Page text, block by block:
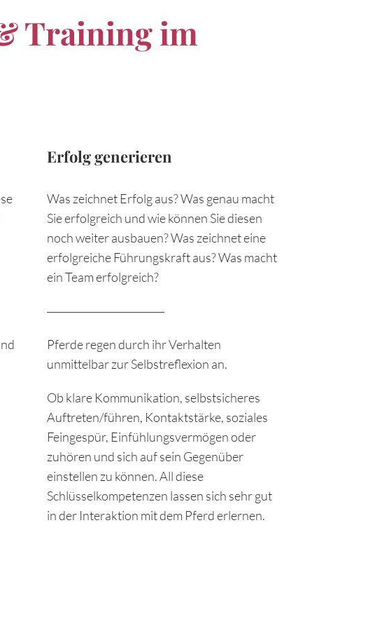
Training im
Erfolg generieren
Was zeichnet Erfolg aus? Was genau macht
Sie erfolgreich und wie können Sie diesen
noch weiter ausbauen? Was zeichnet eine
erfolgreiche Führungskraft aus? Was macht
ein Team erfolgreich?
Pferde regen durch ihr Verhalten
unmittelbar zur Selbstreflexion an.
Ob klare Kommunikation, selbstsicheres
Auftreten/führen, Kontaktstärke, soziales
Feingespür, Einfühlungsvermögen oder
zuhören und sich auf sein Gegenüber
einstellen zu können. All diese
Schlüsselkompetenzen lassen sich sehr gut
in der Interaktion mit dem Pferd erlernen.